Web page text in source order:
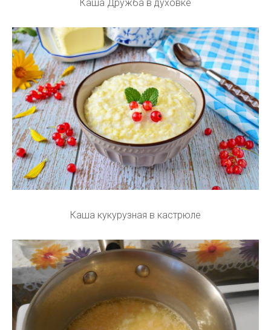
Каша Дружба в духовке
Каша кукурузная в кастрюле